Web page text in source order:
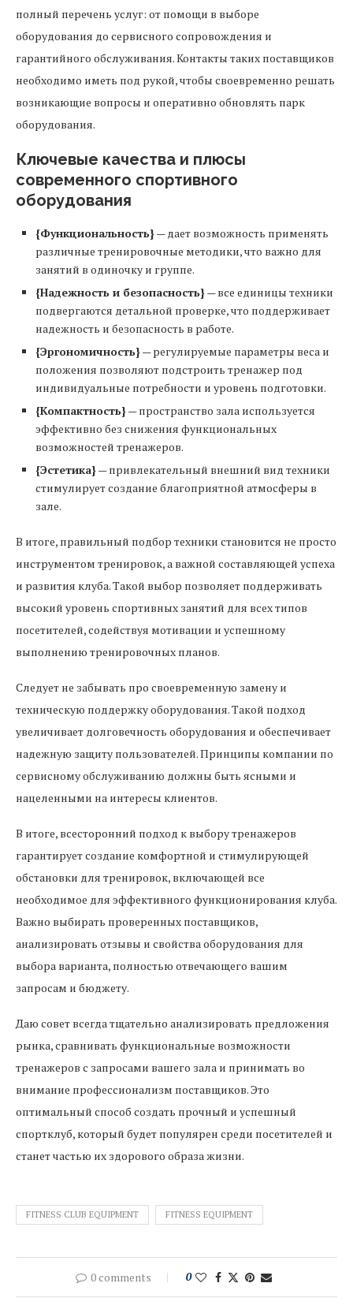
полный перечень услуг: от помощи в выборе
оборудования до сервисного сопровождения и
гарантийного обслуживания. Контакты таких поставщиков
необходимо иметь под рукой, чтобы своевременно решать
возникающие вопросы и оперативно обновлять парк
оборудования.
Ключевые качества и плюсы
современного спортивного
оборудования
{Функциональность}— дает возможность применять
различные тренировочные методики, что важно для
занятий в одиночку и группе.
{Надежность и безопасность}— все единицы техники
подвергаются детальной проверке, что поддерживает
надежность и безопасность в работе.
{Эргономичность}— регулируемые параметры веса и
положения позволяют подстроить тренажер под
индивидуальные потребности и уровень подготовки.
{Компактность}— пространство зала используется
эффективно без снижения функциональных
возможностей тренажеров.
{Эстетика}— привлекательный внешний вид техники
стимулирует создание благоприятной атмосферы в
зале.
В итоге, правильный подбор техники становится не просто
инструментом тренировок, а важной составляющей успеха
и развития клуба. Такой выбор позволяет поддерживать
высокий уровень спортивных занятий для всех типов
посетителей, содействуя мотивации и успешному
выполнению тренировочных планов.
Следует не забывать про своевременную замену и
техническую поддержку оборудования. Такой подход
увеличивает долговечность оборудования и обеспечивает
надежную защиту пользователей. Принципы компании по
сервисному обслуживанию должны быть ясными и
нацеленными на интересы клиентов.
В итоге, всесторонний подход к выбору тренажеров
гарантирует создание комфортной и стимулирующей
обстановки для тренировок, включающей все
необходимое для эффективного функционирования клуба.
Важно выбирать проверенных поставщиков,
анализировать отзывы и свойства оборудования для
выбора варианта, полностью отвечающего вашим
запросам и бюджету.
Даю совет всегда тщательно анализировать предложения
рынка, сравнивать функциональные возможности
тренажеров с запросами вашего зала и принимать во
внимание профессионализм поставщиков. Это
оптимальный способ создать прочный и успешный
спортклуб, который будет популярен среди посетителей и
станет частью их здорового образа жизни.
FITNESS CLUB EQUIPMENT FITNESS EQUIPMENT
0 comments 0